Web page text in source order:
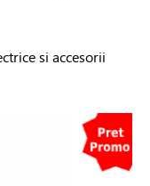
si accesorii